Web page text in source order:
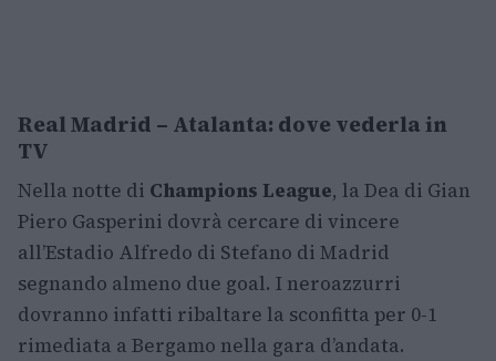
Real Madrid – Atalanta: dove vederla in
TV
Nella notte di Champions League, la Dea di Gian
Piero Gasperini dovrà cercare di vincere
all’Estadio Alfredo di Stefano di Madrid
segnando almeno due goal. I neroazzurri
dovranno infatti ribaltare la sconfitta per 0-1
rimediata a Bergamo nella gara d’andata.